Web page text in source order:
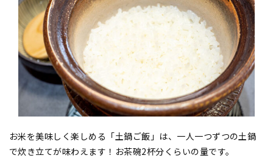
お米を美味しく楽しめる「土鍋ご飯」は、一人一つずつの土鍋
で炊き立てが味わえます！お茶碗2杯分くらいの量です。